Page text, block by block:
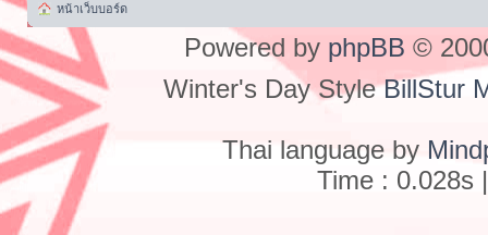
หน้าเว็บบอร์ด
Powered by phpBB ©
Winter's Day StyleBillStur
Thai language by
Time : 0.028s